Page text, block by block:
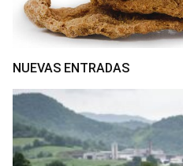
NUEVAS ENTRADAS